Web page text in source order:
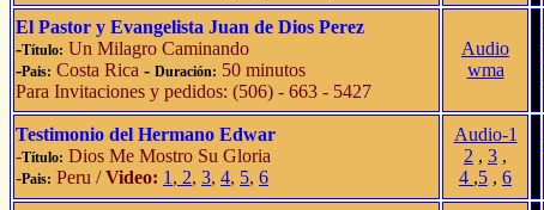
El Pastor y Evangelista Juan de Dios Perez
-Título: Un Milagro Caminando
-Pais: Costa Rica - Duración: 50 minutos
Para Invitaciones y pedidos: (506) - 663 - 5427
Audio
wma
Testimonio del Hermano Edwar
-Título: Dios Me Mostro Su Gloria
-Pais: Peru /Video: 1 , 2, 3, 4, 5, 6
Audio-1
2 , 3 ,
4 ,5 , 6